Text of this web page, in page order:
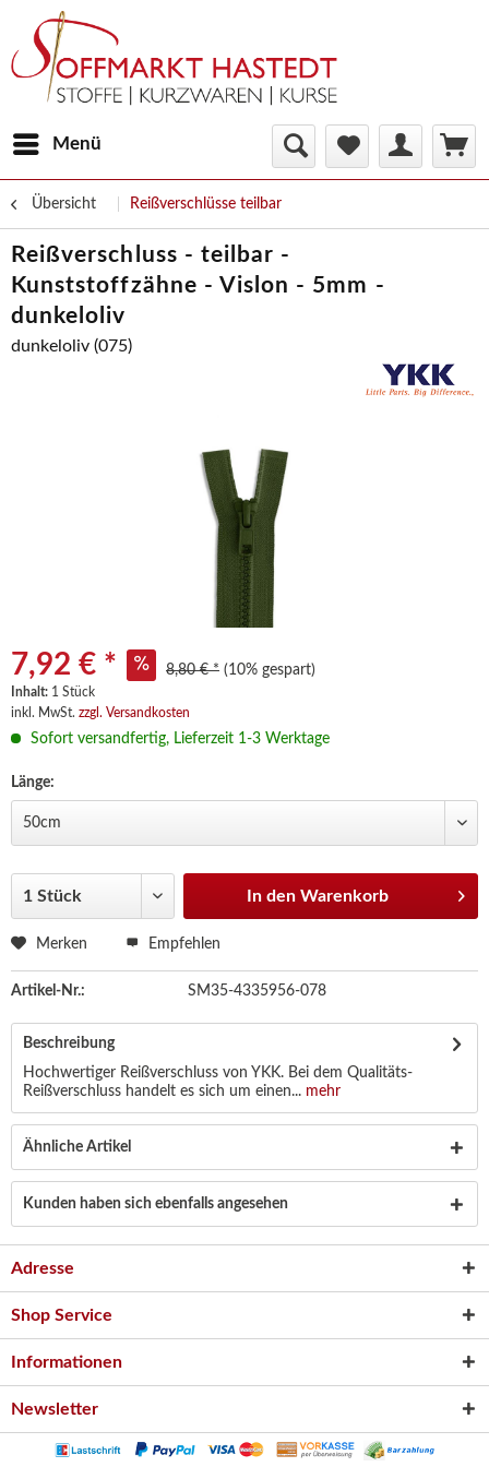
Menü
Übersicht Reißverschlüsse teilbar
Reißverschluss - teilbar -
Kunststoffzähne - Vislon - 5mm -
dunkeloliv
dunkeloliv (075)
7,92 € * 8,80 € * (10% gespart)
Inhalt: 1 Stück
inkl. MwSt. zzgl. Versandkosten
Sofort versandfertig, Lieferzeit 1-3 Werktage
Länge:
In den Warenkorb
Merken Empfehlen
Artikel-Nr.: SM35-4335956-078
Beschreibung
Hochwertiger Reißverschluss von YKK. Bei dem Qualitäts-
Reißverschluss handelt es sich um einen... mehr
Ähnliche Artikel
Kunden haben sich ebenfalls angesehen
Adresse
Shop Service
Informationen
Newsletter